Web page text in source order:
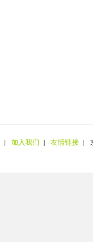
| 加入我们 | 友情链接 |